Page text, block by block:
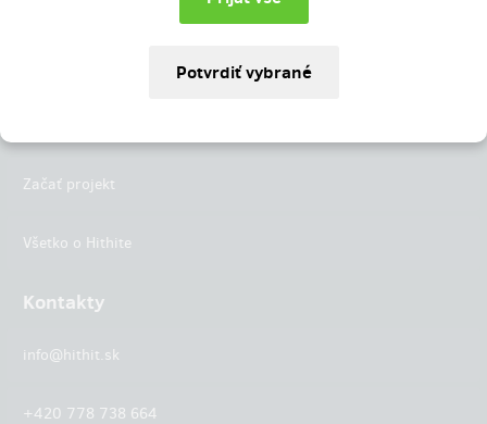
Začať projekt
Všetko o Hithite
Kontakty
info@hithit.sk
+420 778 738 664